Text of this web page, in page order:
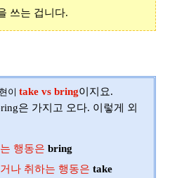
쓰는 겁니다.
이 take vs bring이지요.
은 가지고 오다. 이렇게 외
행동은 bring
나 취하는 행동은 take